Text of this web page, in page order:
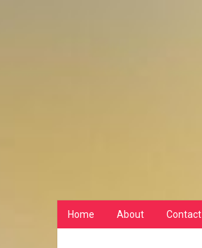
Home About Contact